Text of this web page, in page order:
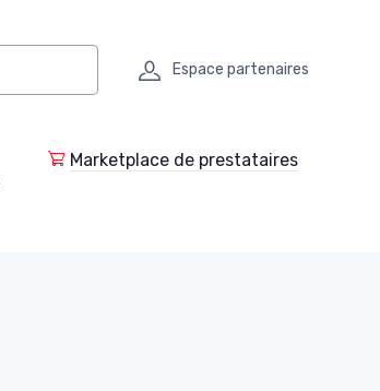
Espace partenaires
Marketplace de prestataires